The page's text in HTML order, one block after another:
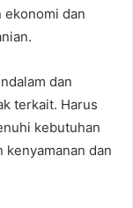
ekonomi dan
dan
terkait. Harus
kebutuhan
dan